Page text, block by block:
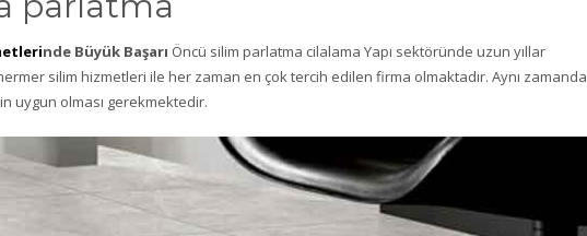
nde Büyük Başarı Öncü silim parlatma cilalama Yapı sektöründe uzun yıllar
silim hizmetleri ile her zaman en çok tercih edilen firma olmaktadır. Aynı zamanda
uygun olması gerekmektedir.